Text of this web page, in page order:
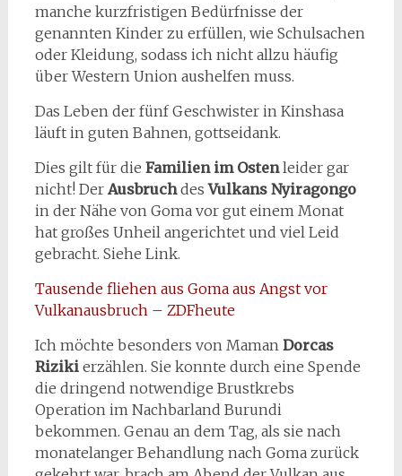
manche kurzfristigen Bedürfnisse der
genannten Kinder zu erfüllen, wie Schulsachen
oder Kleidung, sodass ich nicht allzu häufig
über Western Union aushelfen muss.
Das Leben der fünf Geschwister in Kinshasa
läuft in guten Bahnen, gottseidank.
Dies gilt für die Familien im Ostenleider gar
nicht! Der AusbruchdesVulkans Nyiragongo
in der Nähe von Goma vor gut einem Monat
hat großes Unheil angerichtet und viel Leid
gebracht. Siehe Link.
Tausende fliehen aus Goma aus Angst vor
Vulkanausbruch – ZDFheute
Ich möchte besonders von Maman Dorcas
Rizikierzählen. Sie konnte durch eine Spende
die dringend notwendige Brustkrebs
Operation im Nachbarland Burundi
bekommen. Genau an dem Tag, als sie nach
monatelanger Behandlung nach Goma zurück